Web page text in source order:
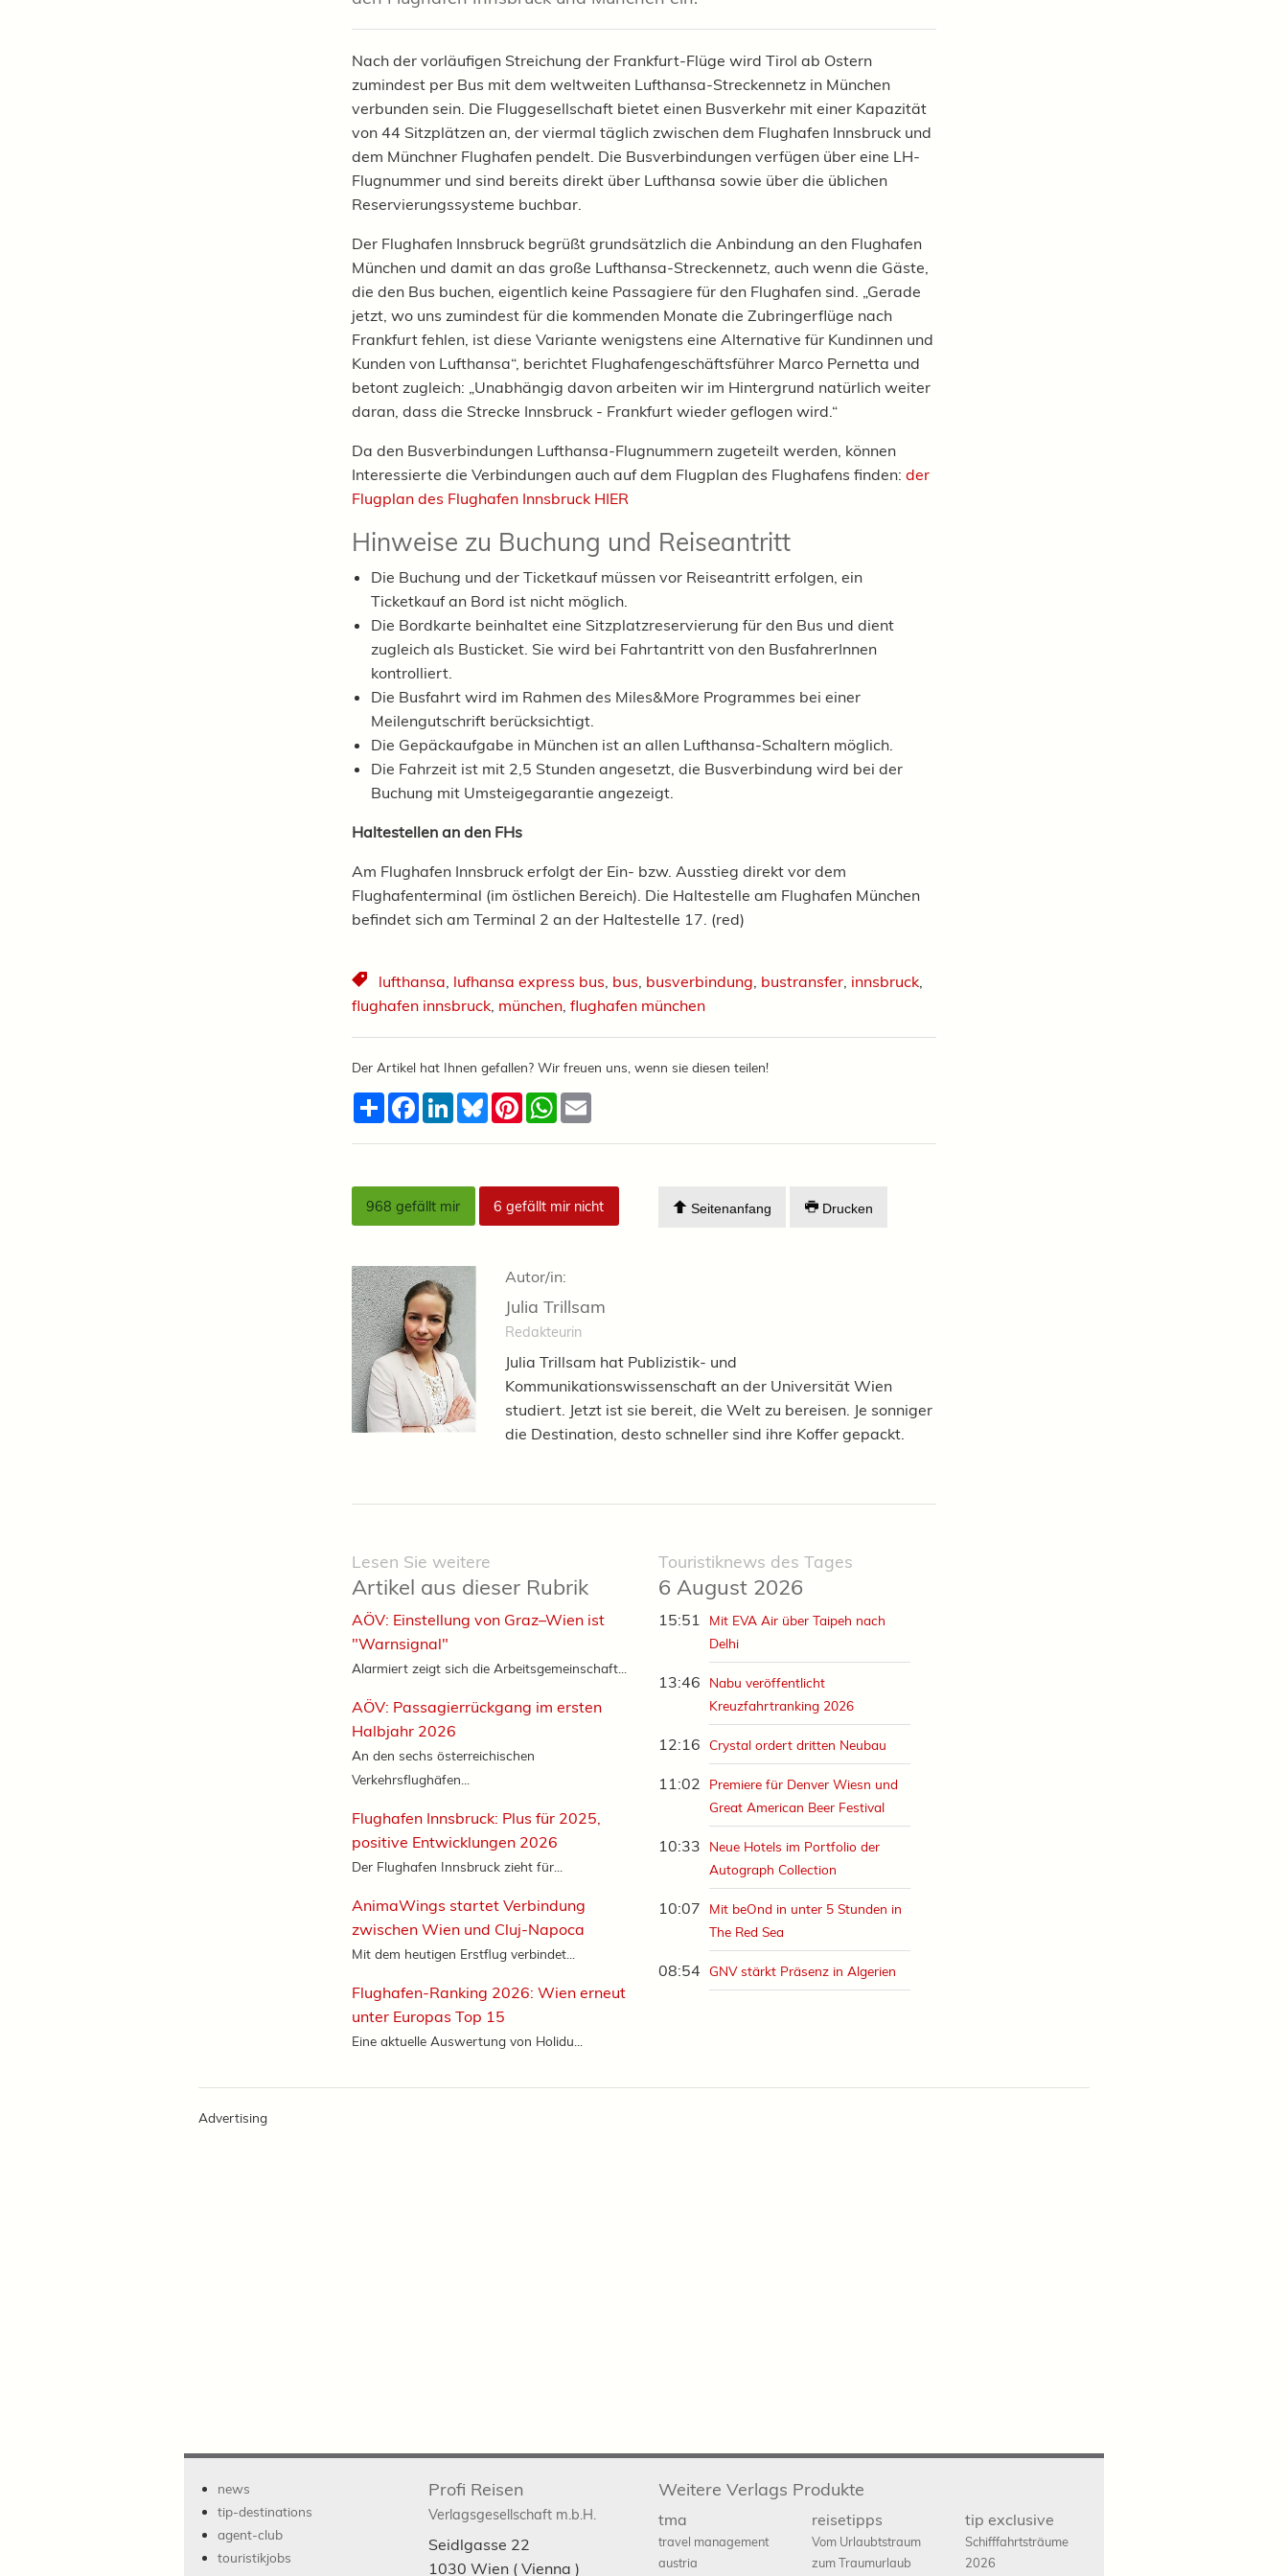
Nach der vorläufigen Streichung der Frankfurt-Flüge wird Tirol ab Ostern
zumindest per Bus mit dem weltweiten Lufthansa-Streckennetz in München
verbunden sein. Die Fluggesellschaft bietet einen Busverkehr mit einer Kapazität
von 44 Sitzplätzen an, der viermal täglich zwischen dem Flughafen Innsbruck und
dem Münchner Flughafen pendelt. Die Busverbindungen verfügen über eine LH-
Flugnummer und sind bereits direkt über Lufthansa sowie über die üblichen
Reservierungssysteme buchbar.
Der Flughafen Innsbruck begrüßt grundsätzlich die Anbindung an den Flughafen
München und damit an das große Lufthansa-Streckennetz, auch wenn die Gäste,
die den Bus buchen, eigentlich keine Passagiere für den Flughafen sind. „Gerade
jetzt, wo uns zumindest für die kommenden Monate die Zubringerflüge nach
Frankfurt fehlen, ist diese Variante wenigstens eine Alternative für Kundinnen und
Kunden von Lufthansa“, berichtet Flughafengeschäftsführer Marco Pernetta und
betont zugleich: „Unabhängig davon arbeiten wir im Hintergrund natürlich weiter
daran, dass die Strecke Innsbruck - Frankfurt wieder geflogen wird.“
Da den Busverbindungen Lufthansa-Flugnummern zugeteilt werden, können
Interessierte die Verbindungen auch auf dem Flugplan des Flughafens finden: der
Flugplan des Flughafen Innsbruck HIER
Hinweise zu Buchung und Reiseantritt
Die Buchung und der Ticketkauf müssen vor Reiseantritt erfolgen, ein
Ticketkauf an Bord ist nicht möglich.
Die Bordkarte beinhaltet eine Sitzplatzreservierung für den Bus und dient
zugleich als Busticket. Sie wird bei Fahrtantritt von den BusfahrerInnen
kontrolliert.
Die Busfahrt wird im Rahmen des Miles&More Programmes bei einer
Meilengutschrift berücksichtigt.
Die Gepäckaufgabe in München ist an allen Lufthansa-Schaltern möglich.
Die Fahrzeit ist mit 2,5 Stunden angesetzt, die Busverbindung wird bei der
Buchung mit Umsteigegarantie angezeigt.
Haltestellen an den FHs
Am Flughafen Innsbruck erfolgt der Ein- bzw. Ausstieg direkt vor dem
Flughafenterminal (im östlichen Bereich). Die Haltestelle am Flughafen München
befindet sich am Terminal 2 an der Haltestelle 17. (red)
lufthansa, lufhansa express bus, bus, busverbindung, bustransfer, innsbruck,
flughafen innsbruck, münchen, flughafen münchen
Der Artikel hat Ihnen gefallen? Wir freuen uns, wenn sie diesen teilen!
TeilenFacebook
LinkedInBlueskyPinterestWhatsApp
968 gefällt mir 6 gefällt mir nicht Seitenanfang Drucken
Autor/in:
Julia Trillsam
Redakteurin
Julia Trillsam hat Publizistik- und
Kommunikationswissenschaft an der Universität Wien
studiert. Jetzt ist sie bereit, die Welt zu bereisen. Je sonniger
die Destination, desto schneller sind ihre Koffer gepackt.
Touristiknews des Tages
6 August 2026
15:51
Mit EVA Air über Taipeh nach
Delhi
13:46
Nabu veröffentlicht
Kreuzfahrtranking 2026
12:16 Crystal ordert dritten Neubau
11:02
Premiere für Denver Wiesn und
Great American Beer Festival
10:33
Neue Hotels im Portfolio der
Autograph Collection
10:07
Mit beOnd in unter 5 Stunden in
The Red Sea
08:54 GNV stärkt Präsenz in Algerien
Lesen Sie weitere
Artikel aus dieser Rubrik
AÖV: Einstellung von Graz–Wien ist
"Warnsignal"
Alarmiert zeigt sich die Arbeitsgemeinschaft...
AÖV: Passagierrückgang im ersten
Halbjahr 2026
An den sechs österreichischen
Verkehrsflughäfen...
Flughafen Innsbruck: Plus für 2025,
positive Entwicklungen 2026
Der Flughafen Innsbruck zieht für...
AnimaWings startet Verbindung
zwischen Wien und Cluj-Napoca
Mit dem heutigen Erstflug verbindet...
Flughafen-Ranking 2026: Wien erneut
unter Europas Top 15
Eine aktuelle Auswertung von Holidu...
Advertising
news
tip-destinations
agent-club
touristikjobs
Profi Reisen
Verlagsgesellschaft m.b.H.
Seidlgasse 22
1030 Wien ( Vienna )
Weitere Verlags Produkte
tma
travel management
austria
reisetipps
Vom Urlaubtstraum
zum Traumurlaub
tip exclusive
Schifffahrtsträume
2026